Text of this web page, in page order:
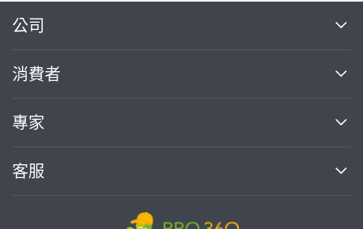
公司
關於我們
部落格
加入我們
消費者
買服務
熱門服務
專家
案件中心
客服
繼續完成